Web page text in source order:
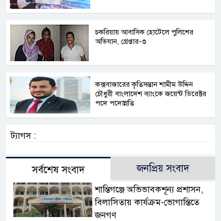
চকরিয়ায় আবাসিক হোটেলে পুলিশের
অভিযান, গ্রেপ্তার-৩
কক্সবাজারের কৃতিসন্তান শামীম উদ্দিন
চৌধুরী বাংলাদেশ ব্যাংকে জয়েন্ট ডিরেক্টর
পদে পদোন্নতি
ট্যাগস :
সর্বশেষ সংবাদ জনপ্রিয় সংবাদ
‎শান্তিগঞ্জে অভিভাবকশূন্য প্রশাসন,
‎বিলাসিতায় কার্যক্রম-ভোগান্তিতে
জনগণ ‎